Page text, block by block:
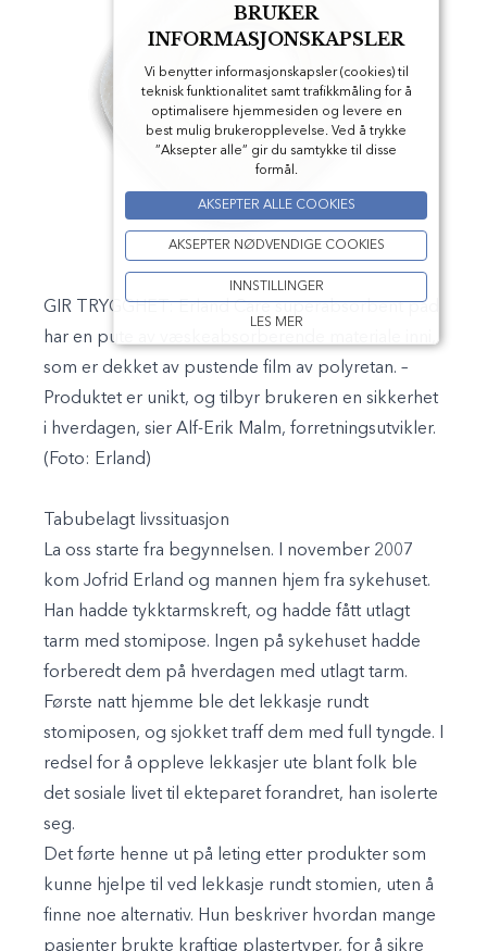
GIR TRYGGHET: Erland Care superabsorbent pad
har en pute av væskeabsorberende materiale inni,
som er dekket av pustende film av polyretan. –
Produktet er unikt, og tilbyr brukeren en sikkerhet
i hverdagen, sier Alf-Erik Malm, forretningsutvikler.
(Foto: Erland)
Tabubelagt livssituasjon
La oss starte fra begynnelsen. I november 2007
kom Jofrid Erland og mannen hjem fra sykehuset.
Han hadde tykktarmskreft, og hadde fått utlagt
tarm med stomipose. Ingen på sykehuset hadde
forberedt dem på hverdagen med utlagt tarm.
Første natt hjemme ble det lekkasje rundt
stomiposen, og sjokket traff dem med full tyngde. I
redsel for å oppleve lekkasjer ute blant folk ble
det sosiale livet til ekteparet forandret, han isolerte
seg.
Det førte henne ut på leting etter produkter som
kunne hjelpe til ved lekkasje rundt stomien, uten å
finne noe alternativ. Hun beskriver hvordan mange
pasienter brukte kraftige plastertyper, for å sikre
BRUKER
INFORMASJONSKAPSLER
Vi benytter informasjonskapsler (cookies) til
teknisk funktionalitet samt trafikkmåling for å
optimalisere hjemmesiden og levere en
best mulig brukeropplevelse. Ved å trykke
”Aksepter alle” gir du samtykke til disse
formål.
AKSEPTER ALLE COOKIES
AKSEPTER NØDVENDIGE COOKIES
INNSTILLINGER
LES MER